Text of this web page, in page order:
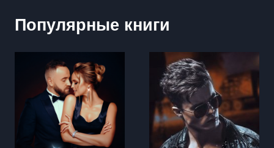
Популярные книги